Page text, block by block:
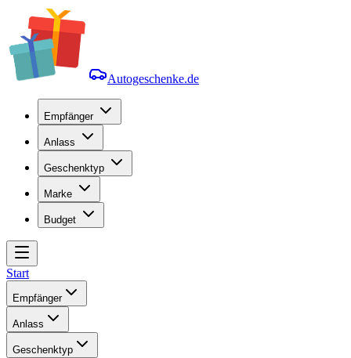
Autogeschenke.de
Empfänger
Anlass
Geschenktyp
Marke
Budget
Start
Empfänger
Anlass
Geschenktyp